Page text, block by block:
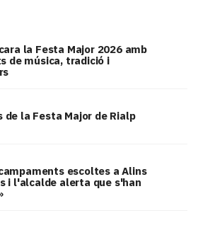
la Festa Major 2026 amb
de música, tradició i
de la Festa Major de Rialp
escoltes a Alins
i l'alcalde alerta que s'han